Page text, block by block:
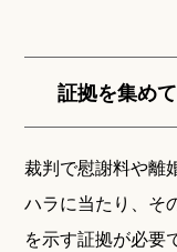
証拠を集め
裁判で慰謝料や離
ハラに当たり、そ
を示す証拠が必要